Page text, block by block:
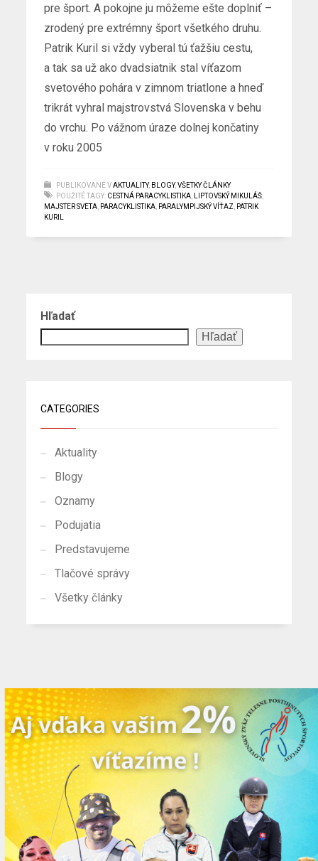
pre šport. A pokojne ju môžeme ešte doplniť –
zrodený pre extrémny šport všetkého druhu.
Patrik Kuril si vždy vyberal tú ťažšiu cestu,
a tak sa už ako dvadsiatnik stal víťazom
svetového pohára v zimnom triatlone a hneď
trikrát vyhral majstrovstvá Slovenska v behu
do vrchu. Po vážnom úraze dolnej končatiny
v roku 2005
PUBLIKOVANÉ V AKTUALITY, BLOGY,VŠETKY ČLÁNKY
POUŽITÉ TAGY: CESTNÁ PARACYKLISTIKA LIPTOVSKÝ MIKULÁŠ
MAJSTER SVETA PARACYKLISTIKA PARALYMPIJSKÝ VÍŤAZ
PATRIK
KURIL
Hľadať
Hľadať
CATEGORIES
Aktuality
Blogy
Oznamy
Podujatia
Predstavujeme
Tlačové správy
Všetky články